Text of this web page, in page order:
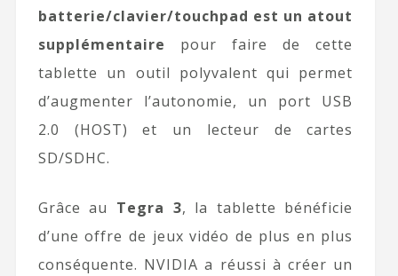
batterie/clavier/touchpad est un atout
supplémentaire pour faire de cette
tablette un outil polyvalent qui permet
d’augmenter l’autonomie, un port USB
2.0 (HOST) et un lecteur de cartes
SD/SDHC.
Grâce au Tegra 3, la tablette bénéficie
d’une offre de jeux vidéo de plus en plus
conséquente. NVIDIA a réussi à créer un